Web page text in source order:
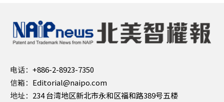
电话： +886-2-8923-7350
信箱： Editorial@naipo.com
地址： 234 台湾地区新北市永和区福和路389号五楼